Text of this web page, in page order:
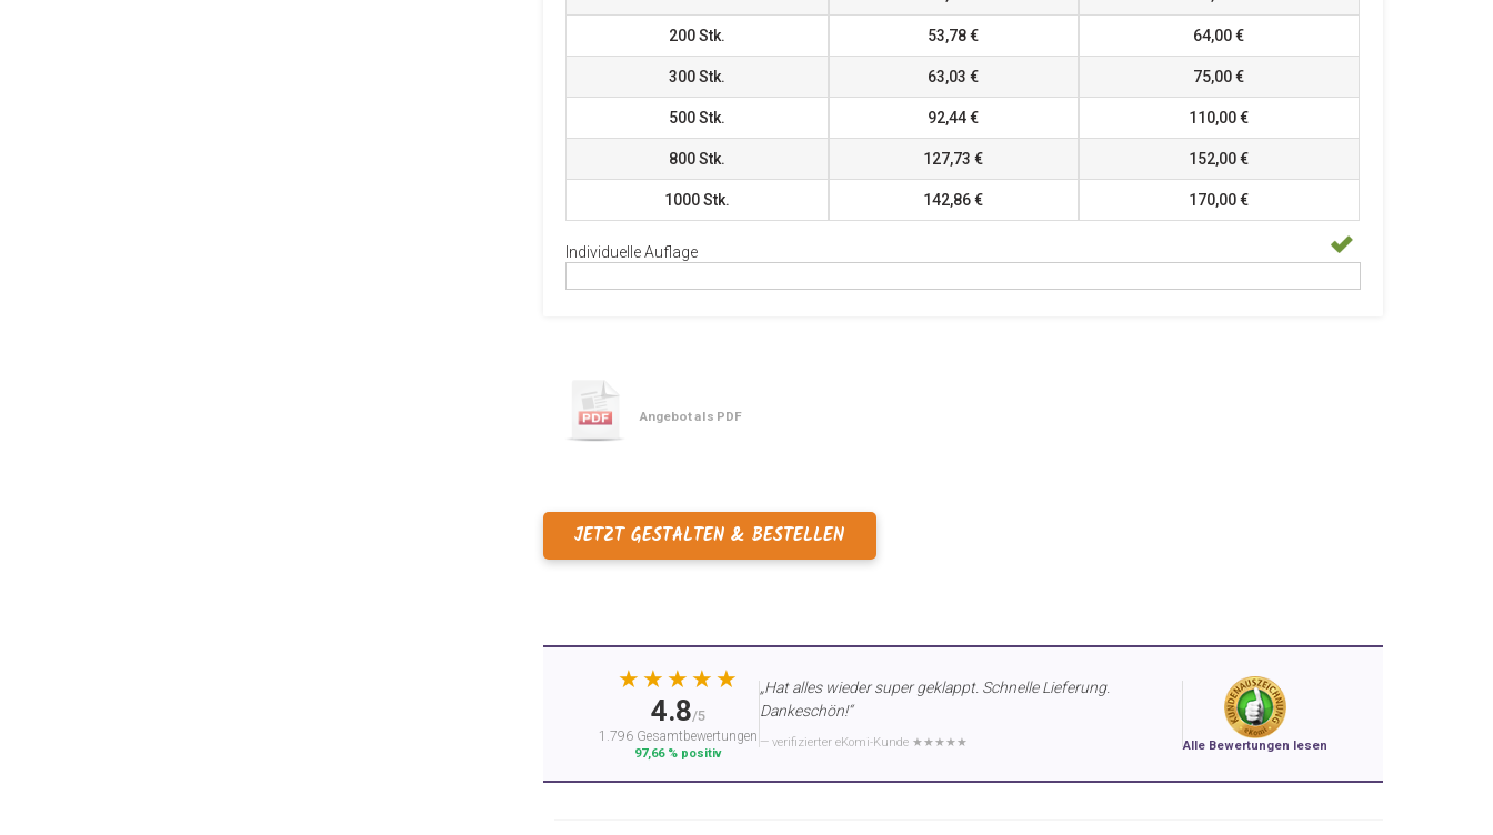
200Stk. 53,78 € 64,00 €
300Stk. 63,03 € 75,00 €
500Stk. 92,44 € 110,00 €
800Stk. 127,73 € 152,00 €
1000Stk. 142,86 € 170,00 €
Individuelle Auflage
Angebot als PDF
JETZT GESTALTEN & BESTELLEN
★★★★★
4.8/5
1.796 Gesamtbewertungen
97,66 % positiv
„Hat alles wieder super geklappt. Schnelle Lieferung.
Dankeschön!“
— verifizierter eKomi-Kunde ★★★★★ Alle Bewertungen lesen